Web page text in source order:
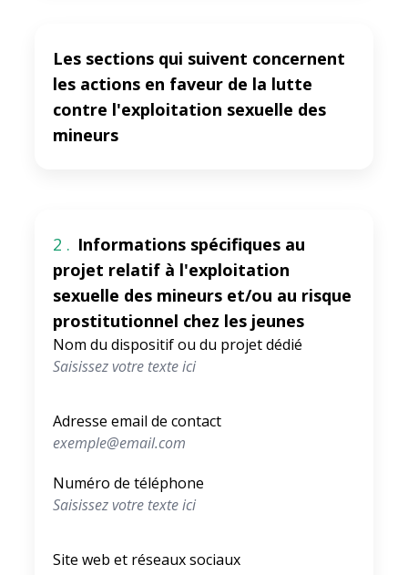
Les sections qui suivent concernent
les actions en faveur de la lutte
contre l'exploitation sexuelle des
mineurs
2 . Informations spécifiques au
projet relatif à l'exploitation
sexuelle des mineurs et/ou au risque
prostitutionnel chez les jeunes
Nom du dispositif ou du projet dédié
Adresse email de contact
Numéro de téléphone
Site web et réseaux sociaux